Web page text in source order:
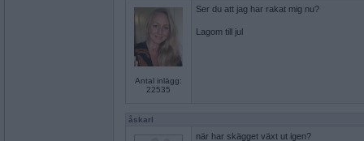
Antal inlägg:
22535
Ser du att jag har rakat mig nu?
Lagom till jul
åskarl
när har skägget växt ut igen?